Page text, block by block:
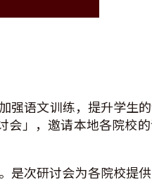
强语文训练，提升学生
」，邀请本地各院校
是次研讨会为各院校提